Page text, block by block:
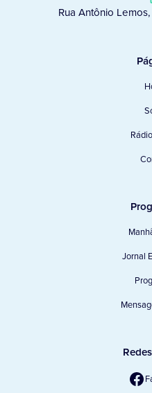
Rua Antônio
Jornal